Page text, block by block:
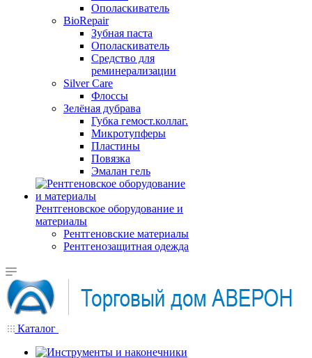
Ополаскиватель
BioRepair
Зубная паста
Ополаскиватель
Средство для
реминерализации
Silver Care
Флоссы
Зелёная дубрава
Губка гемост.коллаг.
Микротупферы
Пластины
Повязка
Эмалан гель
Рентгеновское оборудование и
материалы
Рентгеновские материалы
Рентгенозащитная одежда
Каталог